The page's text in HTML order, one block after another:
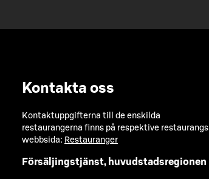
Kontakta oss
Kontaktuppgifterna till de enskilda
restaurangerna finns på respektive restaurangs
webbsida: Restauranger
Försäljingstjänst, huvudstadsregionen